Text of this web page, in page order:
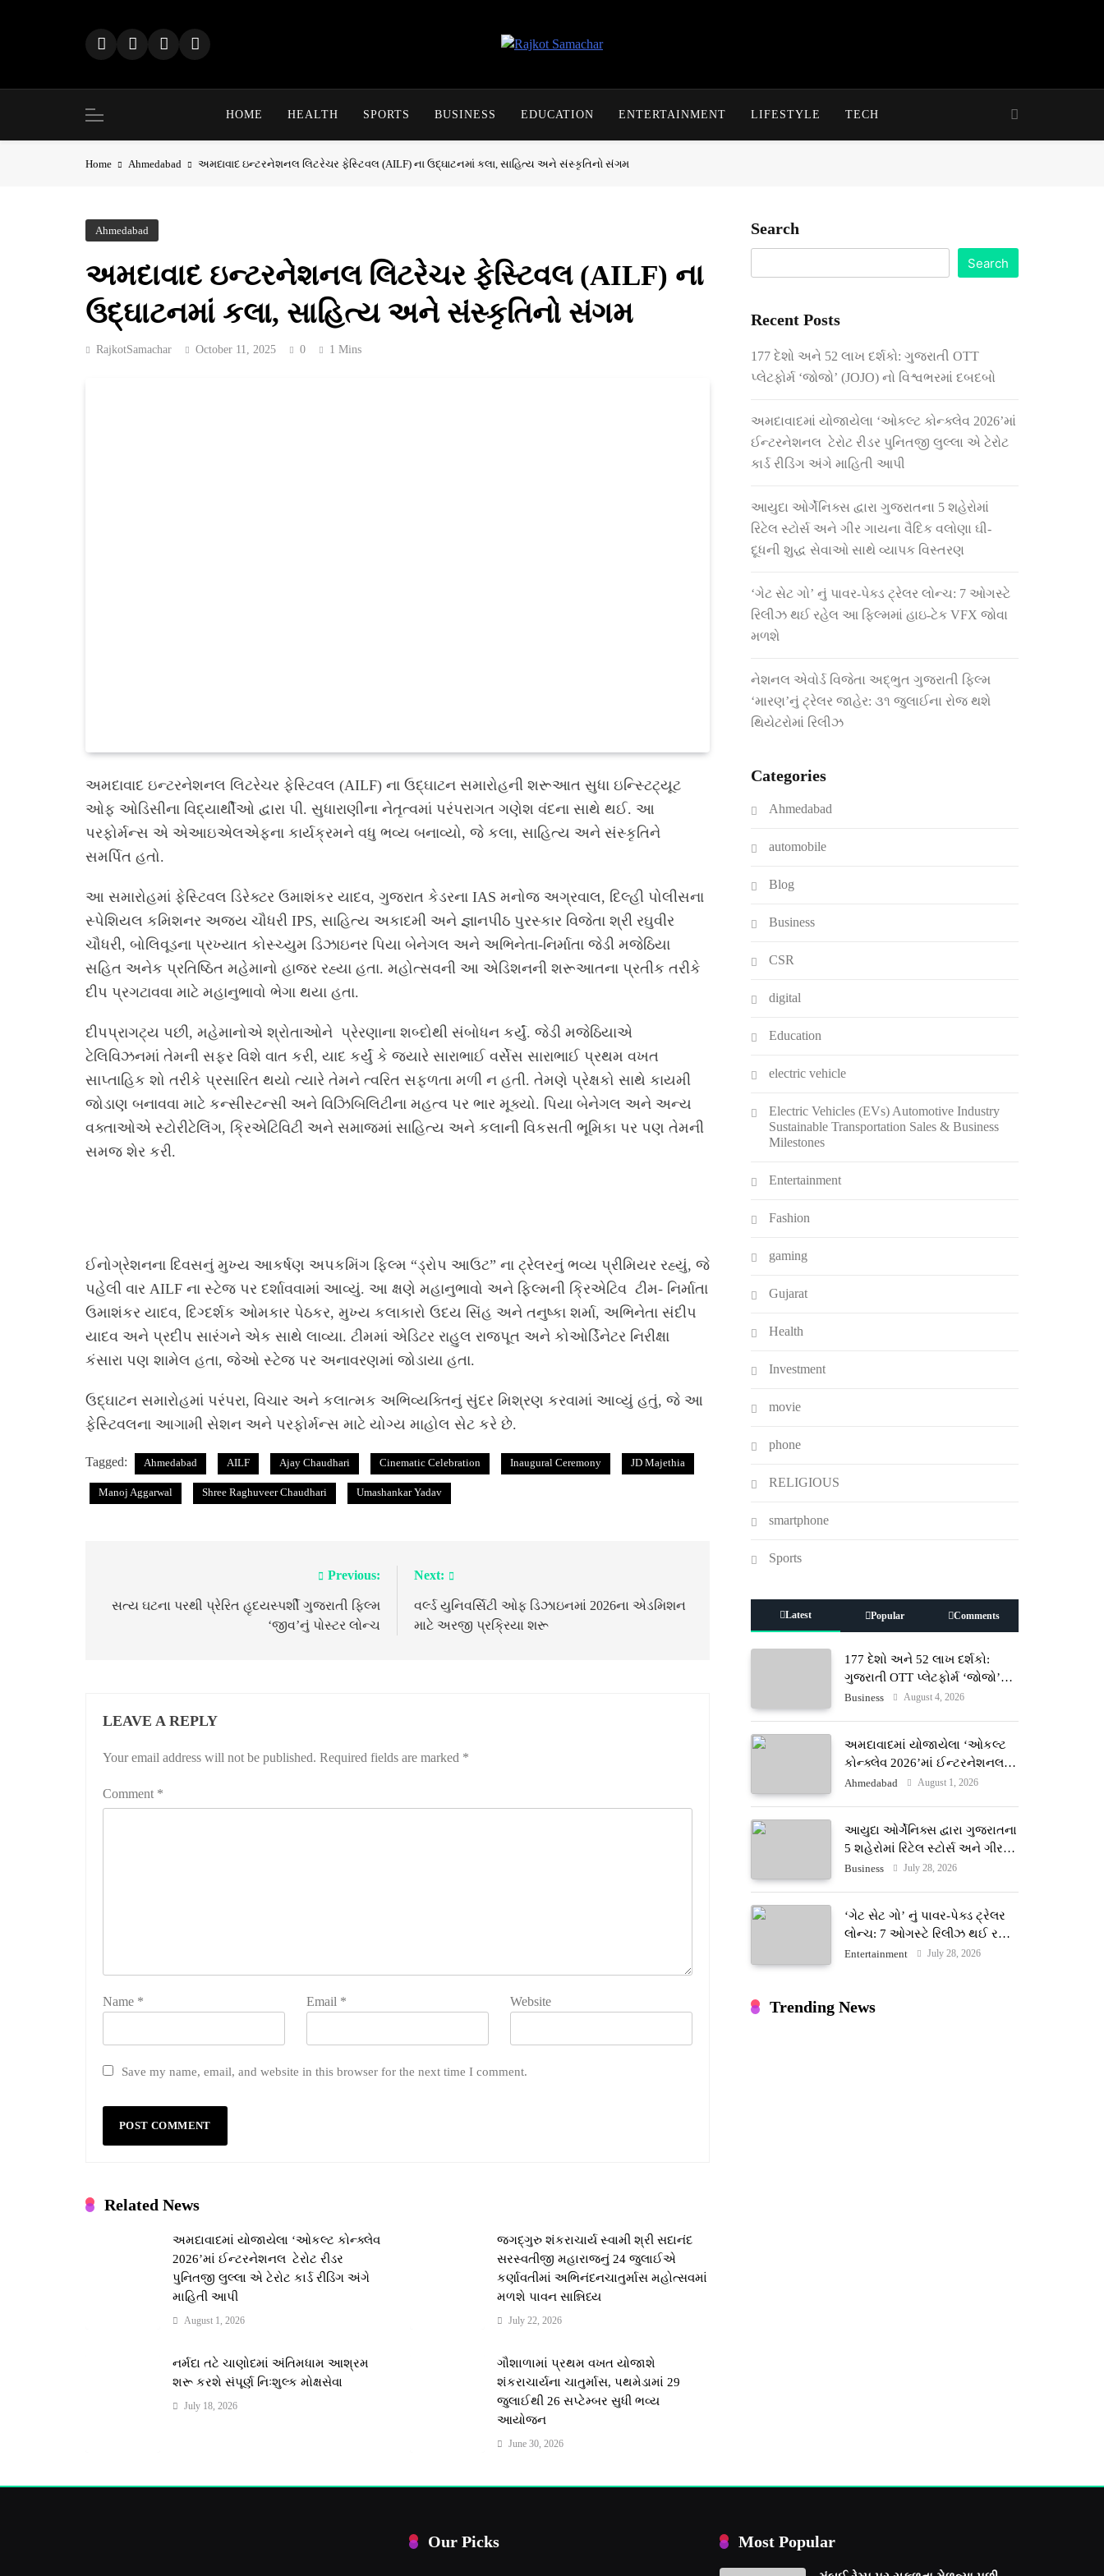
HOME HEALTH SPORTS BUSINESS EDUCATION ENTERTAINMENT LIFESTYLE TECH
Home Ahmedabad અમદાવાદ ઇન્ટરનેશનલ લિટરેચર ફેસ્ટિવલ (AILF) ના ઉદ્ઘાટનમાં કલા, સાહિત્ય અને સંસ્કૃતિનો સંગમ
Ahmedabad
અમદાવાદ ઇન્ટરનેશનલ લિટરેચર ફેસ્ટિવલ (AILF) ના
ઉદ્ઘાટનમાં કલા, સાહિત્ય અને સંસ્કૃતિનો સંગમ
RajkotSamachar October 11, 2025 0 1 Mins
અમદાવાદ ઇન્ટરનેશનલ લિટરેચર ફેસ્ટિવલ (AILF) ના ઉદ્ઘાટન સમારોહની શરૂઆત સુધા ઇન્સ્ટિટ્યૂટ
ઓફ ઓડિસીના વિદ્યાર્થીઓ દ્વારા પી. સુધારાણીના નેતૃત્વમાં પરંપરાગત ગણેશ વંદના સાથે થઈ. આ
પરફોર્મન્સ એ એઆઇએલએફના કાર્યક્રમને વધુ ભવ્ય બનાવ્યો, જે કલા, સાહિત્ય અને સંસ્કૃતિને
સમર્પિત હતો.
આ સમારોહમાં ફેસ્ટિવલ ડિરેક્ટર ઉમાશંકર યાદવ, ગુજરાત કેડરના IAS મનોજ અગ્રવાલ, દિલ્હી પોલીસના
સ્પેશિયલ કમિશનર અજય ચૌધરી IPS, સાહિત્ય અકાદમી અને જ્ઞાનપીઠ પુરસ્કાર વિજેતા શ્રી રઘુવીર
ચૌધરી, બોલિવૂડના પ્રખ્યાત કોસ્ચ્યુમ ડિઝાઇનર પિયા બેનેગલ અને અભિનેતા-નિર્માતા જેડી મજેઠિયા
સહિત અનેક પ્રતિષ્ઠિત મહેમાનો હાજર રહ્યા હતા. મહોત્સવની આ એડિશનની શરૂઆતના પ્રતીક તરીકે
દીપ પ્રગટાવવા માટે મહાનુભાવો ભેગા થયા હતા.
દીપપ્રાગટ્ય પછી, મહેમાનોએ શ્રોતાઓને પ્રેરણાના શબ્દોથી સંબોધન કર્યું. જેડી મજેઠિયાએ
ટેલિવિઝનમાં તેમની સફર વિશે વાત કરી, યાદ કર્યું કે જ્યારે સારાભાઈ વર્સેસ સારાભાઈ પ્રથમ વખત
સાપ્તાહિક શો તરીકે પ્રસારિત થયો ત્યારે તેમને ત્વરિત સફળતા મળી ન હતી. તેમણે પ્રેક્ષકો સાથે કાયમી
જોડાણ બનાવવા માટે કન્સીસ્ટન્સી અને વિઝિબિલિટીના મહત્વ પર ભાર મૂક્યો. પિયા બેનેગલ અને અન્ય
વક્તાઓએ સ્ટોરીટેલિંગ, ક્રિએટિવિટી અને સમાજમાં સાહિત્ય અને કલાની વિકસતી ભૂમિકા પર પણ તેમની
સમજ શેર કરી.
ઈનોગ્રેશનના દિવસનું મુખ્ય આકર્ષણ અપકમિંગ ફિલ્મ “ડ્રોપ આઉટ” ના ટ્રેલરનું ભવ્ય પ્રીમિયર રહ્યું, જે
પહેલી વાર AILF ના સ્ટેજ પર દર્શાવવામાં આવ્યું. આ ક્ષણે મહાનુભાવો અને ફિલ્મની ક્રિએટિવ ટીમ- નિર્માતા
ઉમાશંકર યાદવ, દિગ્દર્શક ઓમકાર પેઠકર, મુખ્ય કલાકારો ઉદય સિંહ અને તનુષ્કા શર્મા, અભિનેતા સંદીપ
યાદવ અને પ્રદીપ સારંગને એક સાથે લાવ્યા. ટીમમાં એડિટર રાહુલ રાજપૂત અને કોઓર્ડિનેટર નિરીક્ષા
કંસારા પણ શામેલ હતા, જેઓ સ્ટેજ પર અનાવરણમાં જોડાયા હતા.
ઉદ્ઘાટન સમારોહમાં પરંપરા, વિચાર અને કલાત્મક અભિવ્યક્તિનું સુંદર મિશ્રણ કરવામાં આવ્યું હતું, જે આ
ફેસ્ટિવલના આગામી સેશન અને પરફોર્મન્સ માટે યોગ્ય માહોલ સેટ કરે છે.
Tagged: Ahmedabad AILF Ajay Chaudhari Cinematic Celebration Inaugural Ceremony JD Majethia
Manoj Aggarwal Shree Raghuveer Chaudhari Umashankar Yadav
navigation
Previous:
સત્ય ઘટના પરથી પ્રેરિત હૃદયસ્પર્શી ગુજરાતી ફિલ્મ
‘જીવ’નું પોસ્ટર લોન્ચ
Next:
વર્લ્ડ યુનિવર્સિટી ઓફ ડિઝાઇનમાં 2026ના એડમિશન
માટે અરજી પ્રક્રિયા શરૂ
LEAVE A REPLY
Your email address will not be published. Required fields are marked *
Comment *
Name * Email * Website
Save my name, email, and website in this browser for the next time I comment.
Related News
અમદાવાદમાં યોજાયેલા ‘ઓકલ્ટ કોન્ક્લેવ
2026’માં ઈન્ટરનેશનલ ટેરોટ રીડર
પુનિતજી લુલ્લા એ ટેરોટ કાર્ડ રીડિંગ અંગે
માહિતી આપી
August 1, 2026
જગદ્ગુરુ શંકરાચાર્ય સ્વામી શ્રી સદાનંદ
સરસ્વતીજી મહારાજનું 24 જુલાઈએ
કર્ણાવતીમાં અભિનંદનચાતુર્માસ મહોત્સવમાં
મળશે પાવન સાન્નિધ્ય
July 22, 2026
નર્મદા તટે ચાણોદમાં અંતિમધામ આશ્રમ
શરૂ કરશે સંપૂર્ણ નિઃશુલ્ક મોક્ષસેવા
July 18, 2026
ગૌશાળામાં પ્રથમ વખત યોજાશે
શંકરાચાર્યના ચાતુર્માસ, પથમેડામાં 29
જુલાઈથી 26 સપ્ટેમ્બર સુધી ભવ્ય
આયોજન
June 30, 2026
Search
Search
Recent Posts
177 દેશો અને 52 લાખ દર્શકો: ગુજરાતી OTT
પ્લેટફોર્મ ‘જોજો’ (JOJO) નો વિશ્વભરમાં દબદબો
અમદાવાદમાં યોજાયેલા ‘ઓકલ્ટ કોન્ક્લેવ 2026’માં
ઈન્ટરનેશનલ ટેરોટ રીડર પુનિતજી લુલ્લા એ ટેરોટ
કાર્ડ રીડિંગ અંગે માહિતી આપી
આયુદા ઓર્ગેનિક્સ દ્વારા ગુજરાતના 5 શહેરોમાં
રિટેલ સ્ટોર્સ અને ગીર ગાયના વૈદિક વલોણા ઘી-
દૂધની શુદ્ધ સેવાઓ સાથે વ્યાપક વિસ્તરણ
‘ગેટ સેટ ગો’ નું પાવર-પેક્ડ ટ્રેલર લોન્ચ: 7 ઓગસ્ટે
રિલીઝ થઈ રહેલ આ ફિલ્મમાં હાઇ-ટેક VFX જોવા
મળશે
નેશનલ એવોર્ડ વિજેતા અદ્ભુત ગુજરાતી ફિલ્મ
‘મારણ’નું ટ્રેલર જાહેર: ૩૧ જુલાઈના રોજ થશે
થિયેટરોમાં રિલીઝ
Categories
Ahmedabad
automobile
Blog
Business
CSR
digital
Education
electric vehicle
Electric Vehicles (EVs) Automotive Industry
Sustainable Transportation Sales & Business
Milestones
Entertainment
Fashion
gaming
Gujarat
Health
Investment
movie
phone
RELIGIOUS
smartphone
Sports
Latest Popular Comments
177 દેશો અને 52 લાખ દર્શકો:
ગુજરાતી OTT પ્લેટફોર્મ ‘જોજો’
(JOJO) નો વિશ્વભરમાં દબદબો
Business August 4, 2026
અમદાવાદમાં યોજાયેલા ‘ઓકલ્ટ
કોન્ક્લેવ 2026’માં ઈન્ટરનેશનલ
ટેરોટ રીડર પુનિતજી લુલ્લા એ ટેરોટ
Ahmedabad August 1, 2026
આયુદા ઓર્ગેનિક્સ દ્વારા ગુજરાતના
5 શહેરોમાં રિટેલ સ્ટોર્સ અને ગીર
ગાયના વૈદિક વલોણા ઘી-દૂધની શુદ્ધ
Business July 28, 2026
‘ગેટ સેટ ગો’ નું પાવર-પેક્ડ ટ્રેલર
લોન્ચ: 7 ઓગસ્ટે રિલીઝ થઈ રહેલ
આ ફિલ્મમાં હાઇ-ટેક VFX જોવા
Entertainment July 28, 2026
Trending News
Our Picks Most Popular